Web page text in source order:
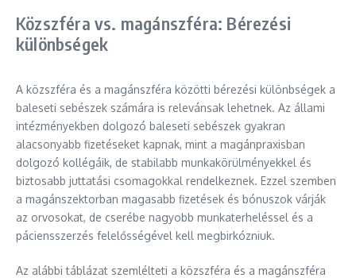
Közszféra vs. magánszféra: Bérezési
különbségek
A közszféra és a magánszféra közötti bérezési különbségek a
baleseti sebészek számára is relevánsak lehetnek. Az állami
intézményekben dolgozó baleseti sebészek gyakran
alacsonyabb fizetéseket kapnak, mint a magánpraxisban
dolgozó kollégáik, de stabilabb munkakörülményekkel és
biztosabb juttatási csomagokkal rendelkeznek. Ezzel szemben
a magánszektorban magasabb fizetések és bónuszok várják
az orvosokat, de cserébe nagyobb munkaterheléssel és a
páciensszerzés felelősségével kell megbirkózniuk.
Az alábbi táblázat szemlélteti a közszféra és a magánszféra